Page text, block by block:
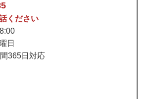
ください
日
365日対応